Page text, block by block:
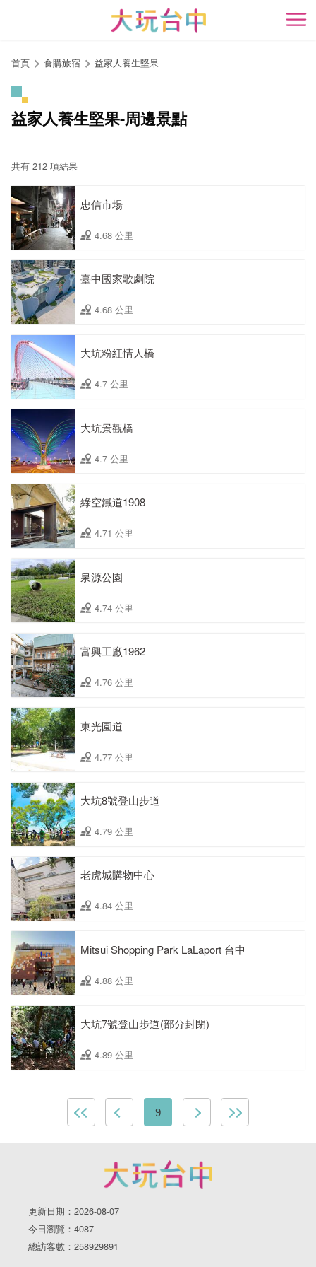
開
首頁 食購旅宿 益家人養生堅果
益家人養生堅果-周邊景點
共有 212 項結果
忠信市場
4.68 公里
臺中國家歌劇院
4.68 公里
大坑粉紅情人橋
4.7 公里
大坑景觀橋
4.7 公里
綠空鐵道1908
4.71 公里
泉源公園
4.74 公里
富興工廠1962
4.76 公里
東光園道
4.77 公里
大坑8號登山步道
4.79 公里
老虎城購物中心
4.84 公里
Mitsui Shopping Park LaLaport 台中
4.88 公里
大坑7號登山步道(部分封閉)
4.89 公里
9
更新日期：2026-08-07
今日瀏覽：4087
總訪客數：258929891